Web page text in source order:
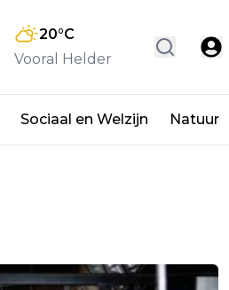
20°C
Vooral Helder
Sociaal en Welzijn Natuur